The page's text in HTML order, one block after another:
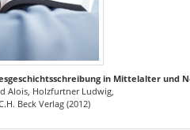
in Mittelalter und
Alois, Holzfurtner Ludwig,
Beck Verlag (2012)